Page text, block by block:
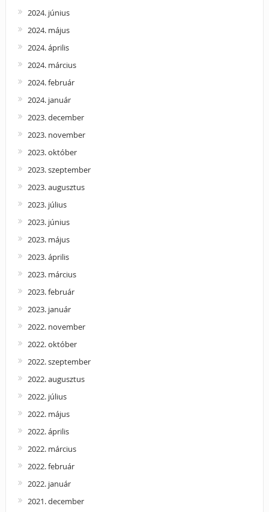
2024. június
2024. május
2024. április
2024. március
2024. február
2024. január
2023. december
2023. november
2023. október
2023. szeptember
2023. augusztus
2023. július
2023. június
2023. május
2023. április
2023. március
2023. február
2023. január
2022. november
2022. október
2022. szeptember
2022. augusztus
2022. július
2022. május
2022. április
2022. március
2022. február
2022. január
2021. december